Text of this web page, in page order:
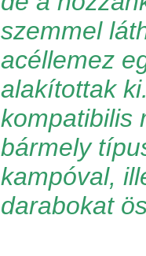
szemmel
acéllemez
alakítottak
kompatibilis
bármely
kampóval,
darabokat